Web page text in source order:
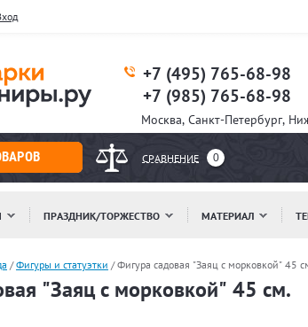
+7 (495) 765-68-98
+7 (985) 765-68-98
Москва, Санкт-Петербург,
СРАВНЕНИЕ 0
ПРАЗДНИК/ТОРЖЕСТВО МАТЕРИАЛ
/Фигуры и статуэтки /Фигура садовая "Заяц с морковкой" 45
"Заяц с морковкой" 45 см.